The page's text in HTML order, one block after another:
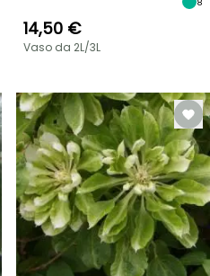
14,50 €
Vaso da 2L/3L